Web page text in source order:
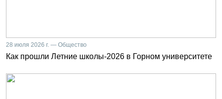
28 июля 2026 г. — Общество
Как прошли Летние школы-2026 в Горном университете